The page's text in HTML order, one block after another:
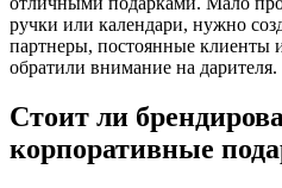
ручки или календари, нужно
партнеры, постоянные клиенты
обратили внимание на дарителя.
Стоит ли
корпоративные